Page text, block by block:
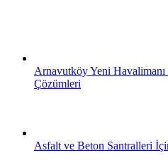
Arnavutköy Yeni
Çözümleri
Asfalt ve Beton Santralleri